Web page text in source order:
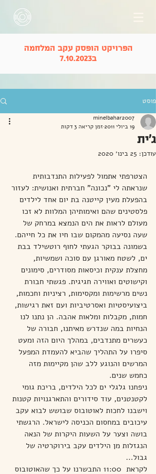
הפרויקט הופסק עקב המלחמה
ב7.10.2023
פוסט
ג'ית
minelbahar2007
19 ביולי 2011
זמן קריאה 3 דקות
עודכן: 25 בינו׳ 2020
הצטרפתי אתמול לפעילות התנדבותית
שנראתה לי "נכונה" חברתית ואנושית: לעזור
בהפעלת מעין קייטנה בת יום אחד לילדים
פלסטינים שהם ואימותיהן המלוות לא זכו
מעולם לראות את הים הנמצא במרחק של
שעה נסיעה מהמקום שבו חיו את כל חייהם.
בשמונה בבוקר הגעתי לחוף רוטשילד בבת
ים, לשטח מאורגן עם סוכה ושמשיות,
מחצלת ענקית וכיסאות מסודרים, סימונים
וקישוטים ואווירה חגיגית. פגשתי חבורת
נשים מרשימות ומקסימות, רציניות וחכמות,
ביצועיסטיות ואסרטיביות ועם זאת רגישות,
חמות, מקבלות ומלאות אהבה. הן נתנו לנו
הנחיות במה שנדרש מאיתנו, חבורה של
כעשרים מתנדבים, במהלך היום הזה ומעט
סיפרו על התהליך שהביא להעמדת המפעל
המרשים והנוגע ללב שהן מקיימות מזה
כחמש שנים.
ניפחנו גלגלי ים לכל הילדים, בריכת גומי
לקטנטנים, עוד סידורים והתארגנויות קטנות
וישבנו לחכות לאוטובוס שבושש לבוא עקב
עיכובים במחסום הכניסה לישראל. הרגשתי
בושה וצער על השעות היקרות של הנאה
הנגזלות מן הילדים עקב בירוקרטיה של
גבול...
לקראת  11:00 התבשרנו על כך שהאוטובוס